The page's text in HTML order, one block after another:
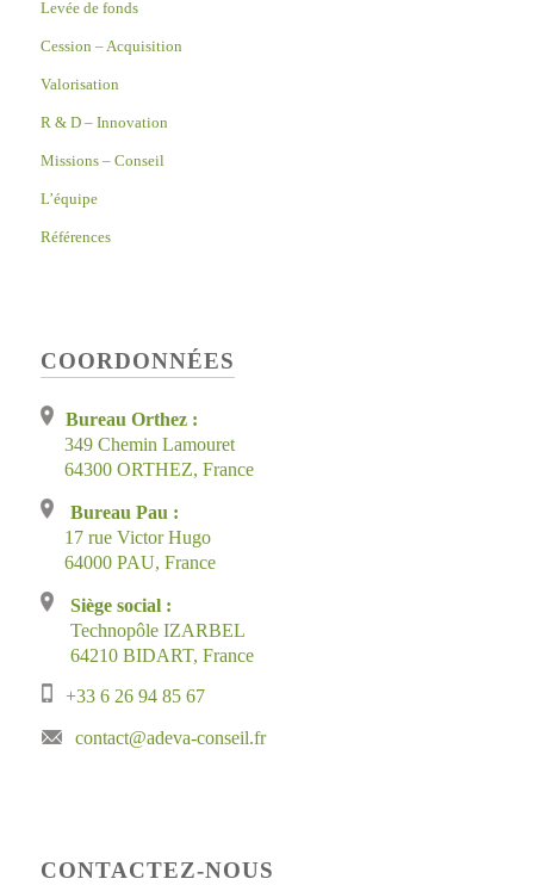
Levée de fonds
Cession – Acquisition
Valorisation
R & D – Innovation
Missions – Conseil
L’équipe
Références
COORDONNÉES
Bureau Orthez :
349 Chemin Lamouret
64300 ORTHEZ, France
Bureau Pau :
17 rue Victor Hugo
64000 PAU, France
Siège social :
Technopôle IZARBEL
64210 BIDART, France
+33 6 26 94 85 67
contact@adeva-conseil.fr
CONTACTEZ-NOUS